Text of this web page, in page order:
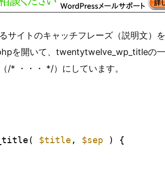
サイトのキャッチフレーズ（説明文）を
を開いて、twentytwelve_wp_titleの一
/* ・・・ */）にしています。
$title , $sep
) {